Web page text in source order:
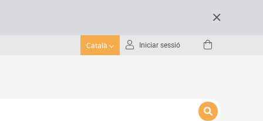
Català Iniciar sessió